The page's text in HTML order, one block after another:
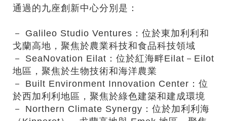
通過的九座創新中心分別是：
－ Galileo Studio Ventures：位於東加利利和
戈蘭高地，聚焦於農業科技和食品科技領域
－ SeaNovation Eilat：位於紅海畔Eilat－Eilot
地區，聚焦於生物技術和海洋農業
－ Built Environment Innovation Center：位
於西加利利地區，聚焦於綠色建築和建成環境
－ Northern Climate Synergy：位於加利利海